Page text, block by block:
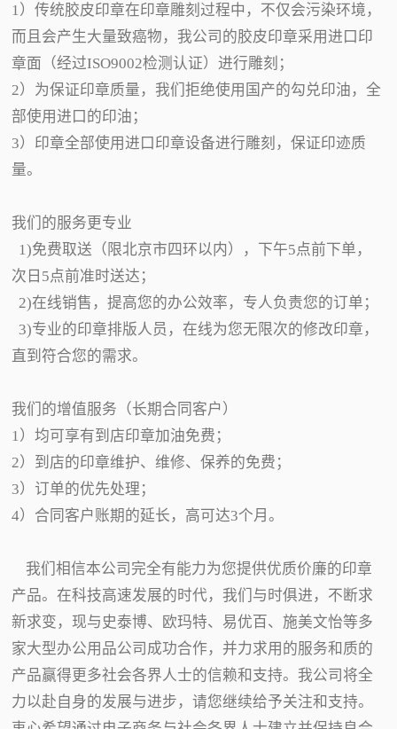
1）传统胶皮印章在印章雕刻过程中，不仅会污染环境，
而且会产生大量致癌物，我公司的胶皮印章采用进口印
章面（经过ISO9002检测认证）进行雕刻；
2）为保证印章质量，我们拒绝使用国产的勾兑印油，全
部使用进口的印油；
3）印章全部使用进口印章设备进行雕刻，保证印迹质
量。
我们的服务更专业
1)免费取送（限北京市四环以内），下午5点前下单，
次日5点前准时送达；
2)在线销售，提高您的办公效率，专人负责您的订单；
3)专业的印章排版人员，在线为您无限次的修改印章，
直到符合您的需求。
我们的增值服务（长期合同客户）
1）均可享有到店印章加油免费；
2）到店的印章维护、维修、保养的免费；
3）订单的优先处理；
4）合同客户账期的延长，高可达3个月。
我们相信本公司完全有能力为您提供优质价廉的印章
产品。在科技高速发展的时代，我们与时俱进，不断求
新求变，现与史泰博、欧玛特、易优百、施美文怡等多
家大型办公用品公司成功合作，并力求用的服务和质的
产品赢得更多社会各界人士的信赖和支持。我公司将全
力以赴自身的发展与进步，请您继续给予关注和支持。